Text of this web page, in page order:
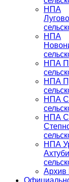
НПА
НПА
НПА
НПА
НПА
НПА
НПА